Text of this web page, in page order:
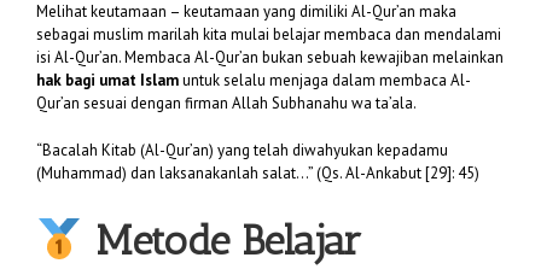
Melihat keutamaan – keutamaan yang dimiliki Al-Qur’an maka
sebagai muslim marilah kita mulai belajar membaca dan mendalami
isi Al-Qur’an. Membaca Al-Qur’an bukan sebuah kewajiban melainkan
hak bagi umat Islamuntuk selalu menjaga dalam membaca Al-
Qur’an sesuai dengan firman Allah Subhanahu wa ta’ala.
“Bacalah Kitab (Al-Qur’an) yang telah diwahyukan kepadamu
(Muhammad) dan laksanakanlah salat…” (Qs. Al-Ankabut [29]: 45)
Metode Belajar